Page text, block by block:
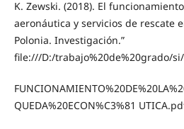
K. Zewski. (2018). El
aeronáutica y servicios de rescate
Polonia. Investigación.”
file:///D:/trabajo%20de%20grado/si/
QUEDA%20ECON%C3%81